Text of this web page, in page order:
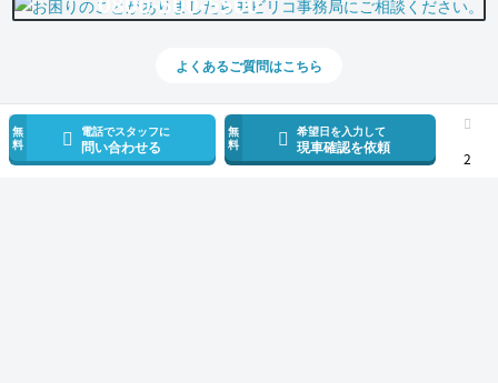
無
料
電話でスタッフに
問い合わせる
無
料
希望日を入力して
現車確認を依頼
2
よくあるご質問はこちら